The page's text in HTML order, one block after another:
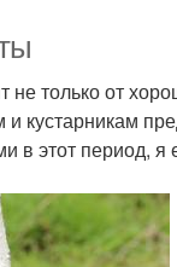
только от
кустарникам
в этот период, я